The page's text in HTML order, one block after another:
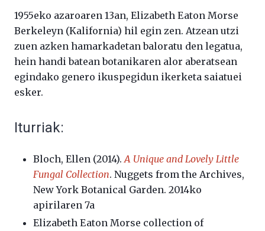
1955eko azaroaren 13an, Elizabeth Eaton Morse
Berkeleyn (Kalifornia) hil egin zen. Atzean utzi
zuen azken hamarkadetan baloratu den legatua,
hein handi batean botanikaren alor aberatsean
egindako genero ikuspegidun ikerketa saiatuei
esker.
Iturriak:
Bloch, Ellen (2014). A Unique and Lovely Little
Fungal Collection. Nuggets from the Archives,
New York Botanical Garden. 2014ko
apirilaren 7a
Elizabeth Eaton Morse collection of